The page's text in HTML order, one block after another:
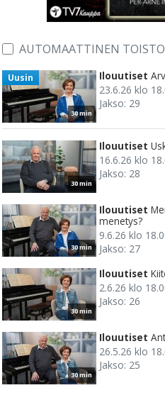
AUTOMAATTINEN TOISTO
30 min
Uusin Ilouutiset
23.6.26 klo
Jakso: 29
30 min
Ilouutiset
16.6.26 klo
Jakso: 28
30 min
Ilouutiset
menetys?
9.6.26 klo
Jakso: 27
30 min
Ilouutiset
2.6.26 klo
Jakso: 26
30 min
Ilouutiset
26.5.26 klo
Jakso: 25